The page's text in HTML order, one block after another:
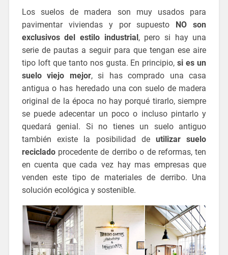
Los suelos de madera son muy usados para
pavimentar viviendas y por supuesto
NO son
exclusivos del estilo industrial , pero si hay una
serie de pautas a seguir para que tengan ese aire
tipo loft que tanto nos gusta. En principio,si es un
suelo viejo mejor, si has comprado una casa
antigua o has heredado una con suelo de madera
original de la época no hay porqué tirarlo, siempre
se puede adecentar un poco o incluso pintarlo y
quedará genial. Si no tienes un suelo antiguo
también existe la posibilidad deutilizar suelo
recicladoprocedente de derribo o de reformas, ten
en cuenta que cada vez hay mas empresas que
venden este tipo de materiales de derribo. Una
solución ecológica y sostenible.